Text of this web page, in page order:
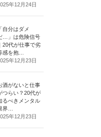
年12月24日
「自分はダメ
…」は危険信号
｜20代が仕事で劣
感を抱…
年12月23日
酒がないと仕事
つらい？20代が
るべきメンタル
界…
年12月23日